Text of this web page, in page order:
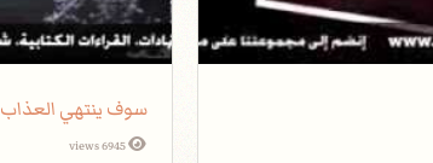
سوف ينتهي العذاب
6945 views